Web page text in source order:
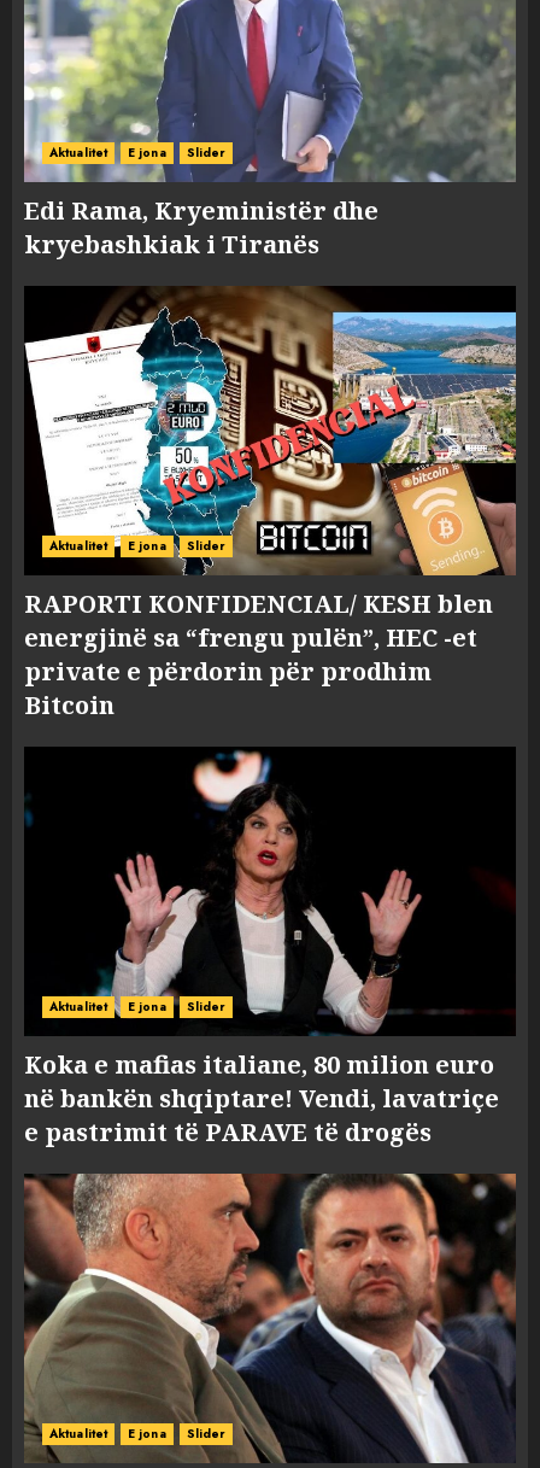
Aktualitet E jona Slider
Edi Rama, Kryeministër dhe
kryebashkiak i Tiranës
Aktualitet E jona Slider
RAPORTI KONFIDENCIAL/ KESH blen
energjinë sa “frengu pulën”, HEC -et
private e përdorin për prodhim
Bitcoin
Aktualitet E jona Slider
Koka e mafias italiane, 80 milion euro
në bankën shqiptare! Vendi, lavatriçe
e pastrimit të PARAVE të drogës
Aktualitet E jona Slider